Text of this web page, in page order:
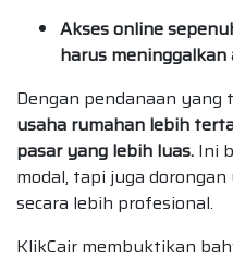
Akses online
harus
Dengan pendanaan yang
usaha rumahan lebih
pasar yang lebih luas. Ini
modal, tapi juga
secara lebih profesional.
KlikCair membuktikan